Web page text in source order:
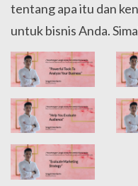
tentang apa itu dan
untuk bisnis Anda.